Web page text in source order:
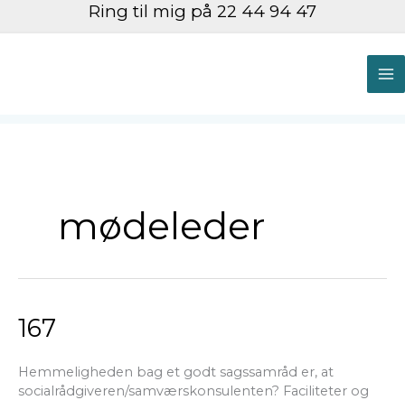
Ring til mig på 22 44 94 47
mødeleder
167
Hemmeligheden bag et godt sagssamråd er, at
socialrådgiveren/samværskonsulenten? Faciliteter og
167